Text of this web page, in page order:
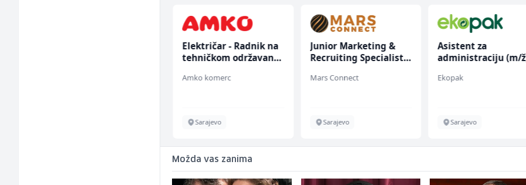
Električar - Radnik na
tehničkom održavanju
Amko komerc
Sarajevo
Junior Marketing &
Recruiting Specialist
Mars Connect
Sarajevo
Asistent za
administraciju (m/
Ekopak
Sarajevo
Možda vas zanima